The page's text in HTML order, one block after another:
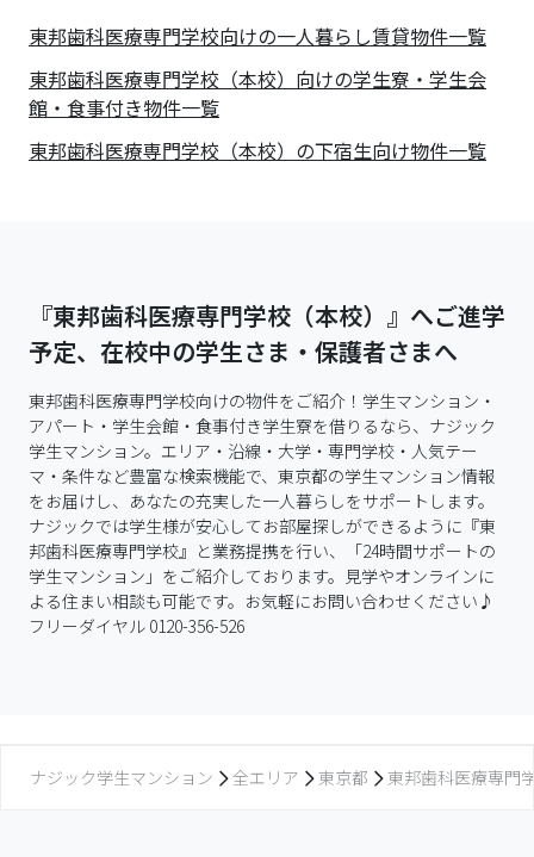
東邦歯科医療専門学校向けの一人暮らし賃貸物件一覧
東邦歯科医療専門学校（本校）向けの学生寮・学生会
館・食事付き物件一覧
東邦歯科医療専門学校（本校）の下宿生向け物件一覧
『東邦歯科医療専門学校（本校）』へご進学
予定、在校中の学生さま・保護者さまへ
東邦歯科医療専門学校向けの物件をご紹介！学生マンション・
アパート・学生会館・食事付き学生寮を借りるなら、ナジック
学生マンション。エリア・沿線・大学・専門学校・人気テー
マ・条件など豊富な検索機能で、東京都の学生マンション情報
をお届けし、あなたの充実した一人暮らしをサポートします。
ナジックでは学生様が安心してお部屋探しができるように『東
邦歯科医療専門学校』と業務提携を行い、「24時間サポートの
学生マンション」をご紹介しております。見学やオンラインに
よる住まい相談も可能です。お気軽にお問い合わせください♪
フリーダイヤル 0120-356-526
ナジック学生マンション 全エリア 東京都 東邦歯科医療専門